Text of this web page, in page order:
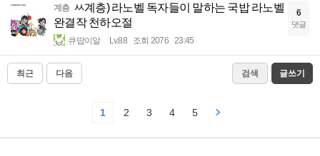
계층 ㅆ계층) 라노벨 독자들이 말하는 국밥 라노벨
완결작 천하오절
큐땁이알 Lv.88 조회 2076 23:45
6
댓글
최근 다음 검색 글쓰기
1 2 3 4 5